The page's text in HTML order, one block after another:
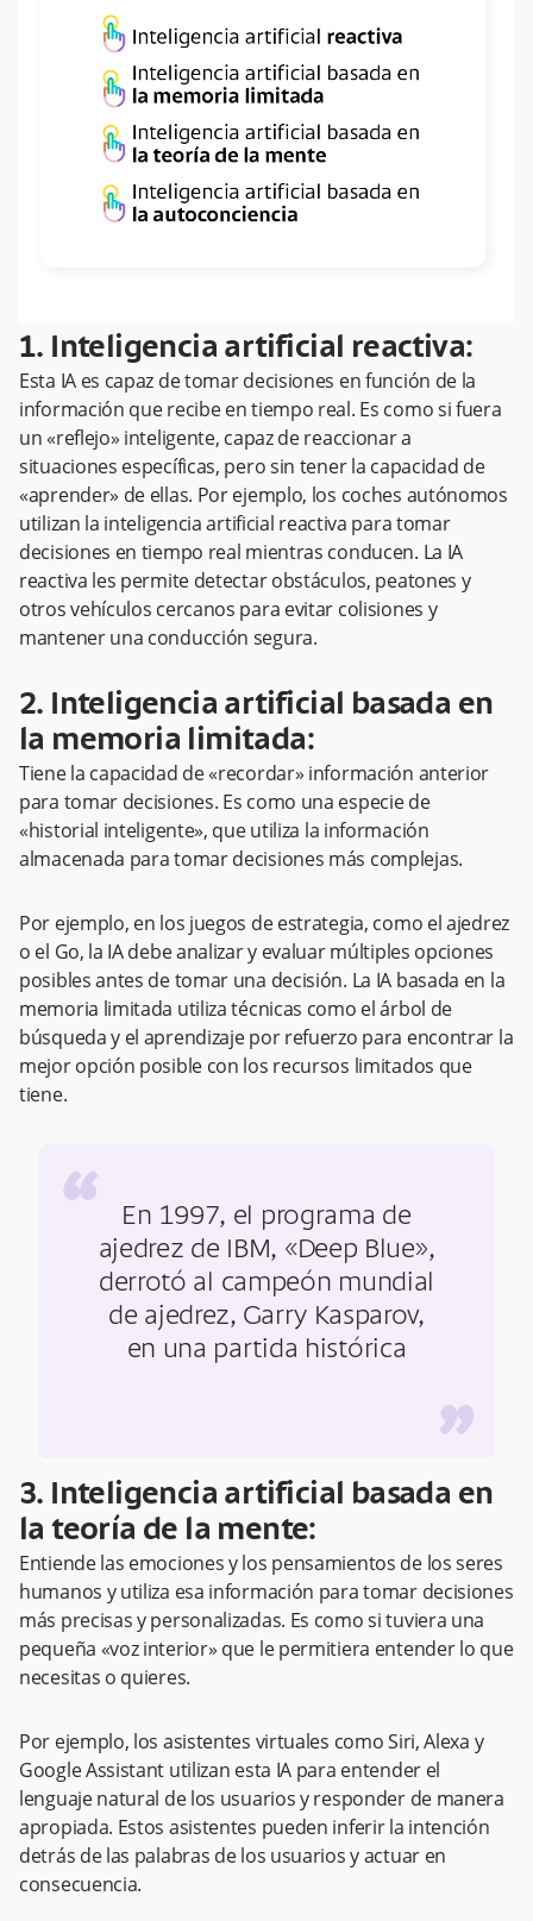
1. Inteligencia artificial reactiva:
Esta IA es capaz de tomar decisiones en función de la
información que recibe en tiempo real. Es como si fuera
un «reflejo» inteligente, capaz de reaccionar a
situaciones específicas, pero sin tener la capacidad de
«aprender» de ellas. Por ejemplo, los coches autónomos
utilizan la inteligencia artificial reactiva para tomar
decisiones en tiempo real mientras conducen. La IA
reactiva les permite detectar obstáculos, peatones y
otros vehículos cercanos para evitar colisiones y
mantener una conducción segura.
2. Inteligencia artificial basada en
la memoria limitada:
Tiene la capacidad de «recordar» información anterior
para tomar decisiones. Es como una especie de
«historial inteligente», que utiliza la información
almacenada para tomar decisiones más complejas.
Por ejemplo, en los juegos de estrategia, como el ajedrez
o el Go, la IA debe analizar y evaluar múltiples opciones
posibles antes de tomar una decisión. La IA basada en la
memoria limitada utiliza técnicas como el árbol de
búsqueda y el aprendizaje por refuerzo para encontrar la
mejor opción posible con los recursos limitados que
tiene.
“
En 1997, el programa de
ajedrez de IBM, «Deep Blue»,
derrotó al campeón mundial
de ajedrez, Garry Kasparov,
en una partida histórica
”
3. Inteligencia artificial basada en
la teoría de la mente:
Entiende las emociones y los pensamientos de los seres
humanos y utiliza esa información para tomar decisiones
más precisas y personalizadas. Es como si tuviera una
pequeña «voz interior» que le permitiera entender lo que
necesitas o quieres.
Por ejemplo, los asistentes virtuales como Siri, Alexa y
Google Assistant utilizan esta IA para entender el
lenguaje natural de los usuarios y responder de manera
apropiada. Estos asistentes pueden inferir la intención
detrás de las palabras de los usuarios y actuar en
consecuencia.